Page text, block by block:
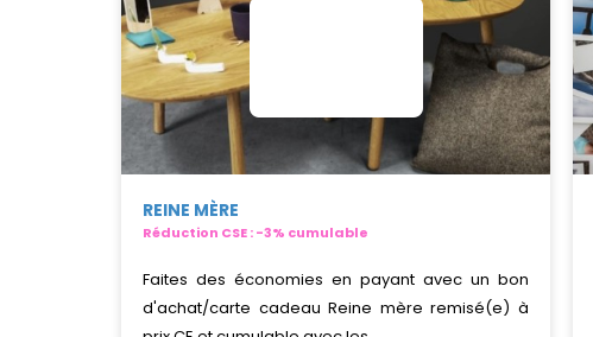
REINE MÈRE
Réduction CSE : -3% cumulable
Faites des économies en payant avec un bon
d'achat/carte cadeau Reine mère remisé(e) à